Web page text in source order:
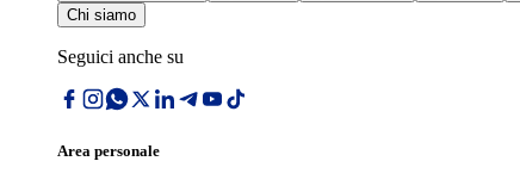
Chi siamo
Seguici anche su
Area personale